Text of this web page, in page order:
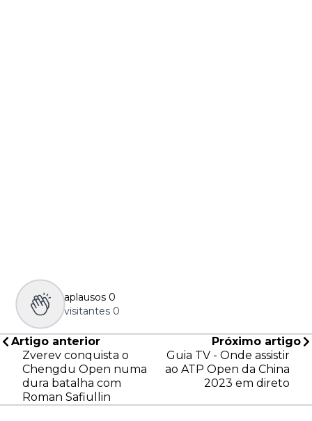
aplausos 0
visitantes 0
Artigo anterior
Zverev conquista o
Chengdu Open numa
dura batalha com
Roman Safiullin
Próximo artigo
Guia TV - Onde assistir
ao ATP Open da China
2023 em direto